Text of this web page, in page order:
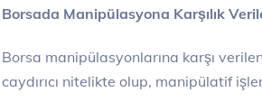
Borsada Manipülasyona Karşılık
Borsa manipülasyonlarına karşı
caydırıcı nitelikte olup, manipülatif